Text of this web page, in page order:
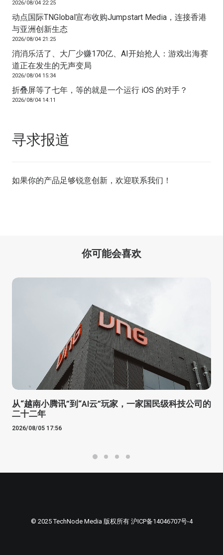
2026/08/04 22:25
动点国际TNGlobal宣布收购Jumpstart Media，连接香港
与亚洲创新生态
2026/08/04 21:25
消消乐活了、大厂少赚170亿、AI开始抢人：游戏出海赛
道正在发生的无声变局
2026/08/04 15:34
折叠屏等了七年，等的就是一个运行 iOS 的对手？
2026/08/04 14:11
寻求报道
如果你的产品足够锐意创新，欢迎联系我们 ！
你可能会喜欢
从“越南小腾讯”到“AI云”玩家，一家国民级科技公司的
二十二年
2026/08/05 17:56
© 2025 TechNode Media 版权所有 沪ICP备14046707号-4